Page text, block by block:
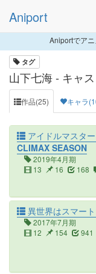
Aniport
Aniportでアニ
タグ
山下七海 - キャス
作品(25) キャラ
アイドルマスタ
CLIMAX SEASON
2019年4月期
13
16 168
異世界はスマー
2017年7月期
12
154 941